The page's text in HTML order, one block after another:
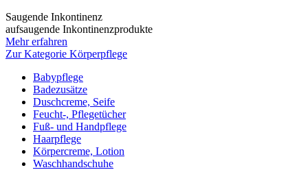
Saugende Inkontinenz
aufsaugende Inkontinenzprodukte
Mehr erfahren
Zur Kategorie Körperpflege
Babypflege
Badezusätze
Duschcreme, Seife
Feucht-, Pflegetücher
Fuß- und Handpflege
Haarpflege
Körpercreme, Lotion
Waschhandschuhe